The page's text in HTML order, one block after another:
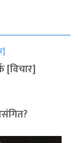
[विचार]